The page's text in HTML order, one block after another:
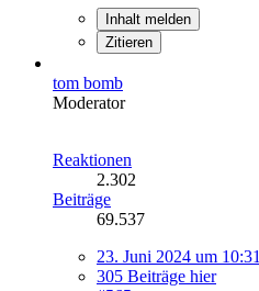
Inhalt melden
Zitieren
tom bomb
Moderator
Reaktionen
2.302
Beiträge
69.537
23. Juni 2024 um 10:31
305 Beiträge hier